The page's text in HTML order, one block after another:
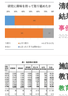
清
結
事
施
教
教